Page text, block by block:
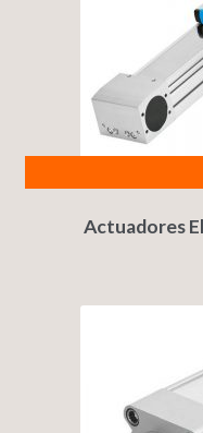
Actuadores